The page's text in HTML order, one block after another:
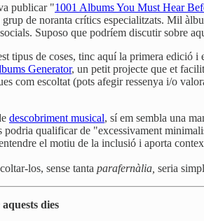
publicar "1001 Albums You Must Hear
de noranta crítics especialitzats. Mil
Suposo que podríem discutir sobre
tipus de coses, tinc aquí la primera edició
Generator, un petit projecte que et
com escoltat (pots afegir ressenya i/o
descobriment musical, sí em sembla una
podria qualificar de "excessivament
el motiu de la inclusió i aporta
los, sense tanta parafernàlia, seria
dies